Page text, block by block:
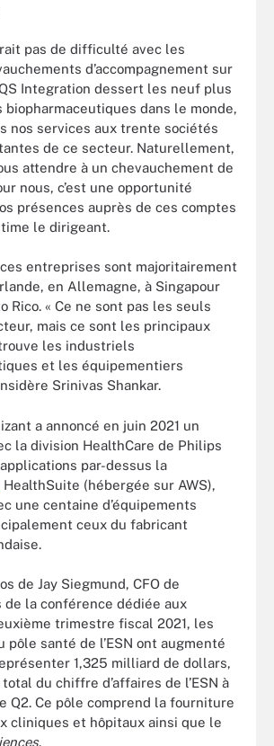
pas de difficulté avec les
d’accompagnement sur
Integration dessert les neuf plus
biopharmaceutiques dans le monde,
nos services aux trente sociétés
de ce secteur. Naturellement,
attendre à un chevauchement de
nous, c’est une opportunité
présences auprès de ces comptes
le dirigeant.
entreprises sont majoritairement
en Allemagne, à Singapour
Rico. « Ce ne sont pas les seuls
mais ce sont les principaux
les industriels
et les équipementiers
Srinivas Shankar.
a annoncé en juin 2021 un
la division HealthCare de Philips
par-dessus la
HealthSuite (hébergée sur AWS),
une centaine d’équipements
ceux du fabricant
de Jay Siegmund, CFO de
de la conférence dédiée aux
trimestre fiscal 2021, les
pôle santé de l’ESN ont augmenté
1,325 milliard de dollars,
du chiffre d’affaires de l’ESN à
Q2. Ce pôle comprend la fourniture
cliniques et hôpitaux ainsi que le
.